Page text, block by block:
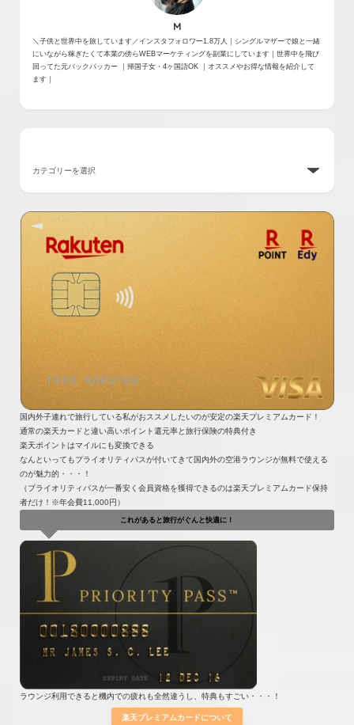
M
＼子供と世界中を旅しています／インスタフォロワー1.8万人｜シングルマザーで娘と一緒
にいながら稼ぎたくて本業の傍らWEBマーケティングを副業にしています｜世界中を飛び
回ってた元バックパッカー ｜帰国子女・4ヶ国語OK ｜オススメやお得な情報を紹介して
ます｜
国内外子連れで旅行している私がおススメしたいのが安定の楽天プレミアムカード！
通常の楽天カードと違い高いポイント還元率と旅行保険の特典付き
楽天ポイントはマイルにも変換できる
なんといってもプライオリティパスが付いてきて国内外の空港ラウンジが無料で使える
のが魅力的・・・！
（プライオリティパスが一番安く会員資格を獲得できるのは楽天プレミアムカード保持
者だけ！※年会費11,000円）
これがあると旅行がぐんと快適に！
ラウンジ利用できると機内での疲れも全然違うし、特典もすごい・・・！
楽天プレミアムカードについて